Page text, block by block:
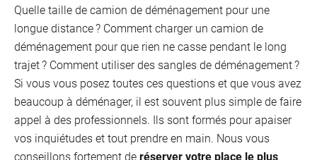
Quelle taille de camion de déménagement pour une
longue distance ? Comment charger un camion de
déménagement pour que rien ne casse pendant le long
trajet ? Comment utiliser des sangles de déménagement ?
Si vous vous posez toutes ces questions et que vous avez
beaucoup à déménager, il est souvent plus simple de faire
appel à des professionnels. Ils sont formés pour apaiser
vos inquiétudes et tout prendre en main. Nous vous
conseillons fortement deréserver votre place le plus